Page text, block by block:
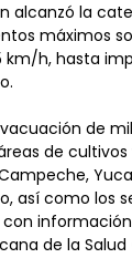
alcanzó la
máximos
km/h, hasta
de
de cultivos
así como los
de la Salud